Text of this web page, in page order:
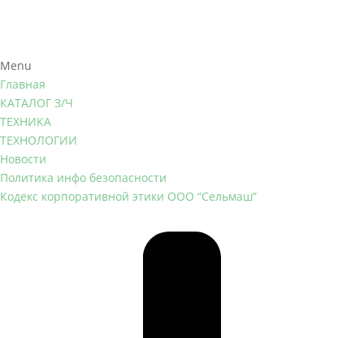
Menu
Главная
КАТАЛОГ З/Ч
ТЕХНИКА
ТЕХНОЛОГИИ
Новости
Политика инфо безопасности
Кодекс корпоративной этики ООО “Сельмаш”